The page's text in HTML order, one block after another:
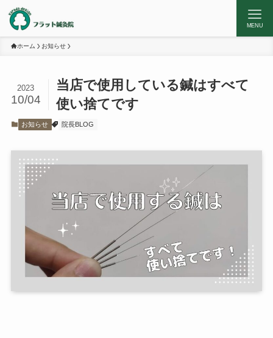
MENU
ホーム お知らせ
当店で使用している鍼はすべて
使い捨てです
2023
10/04
お知らせ 院長BLOG